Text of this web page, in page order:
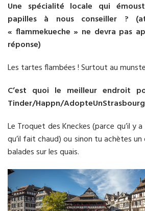
Une spécialité locale qui
papilles à nous conseiller ?
« flammekueche » ne devra pas
réponse)
Les tartes flambées ! Surtout au
C’est quoi le meilleur endroit
Tinder/Happn/
Le Troquet des Kneckes (parce qu’il y
qu’il fait chaud) ou sinon tu achètes
balades sur les quais.